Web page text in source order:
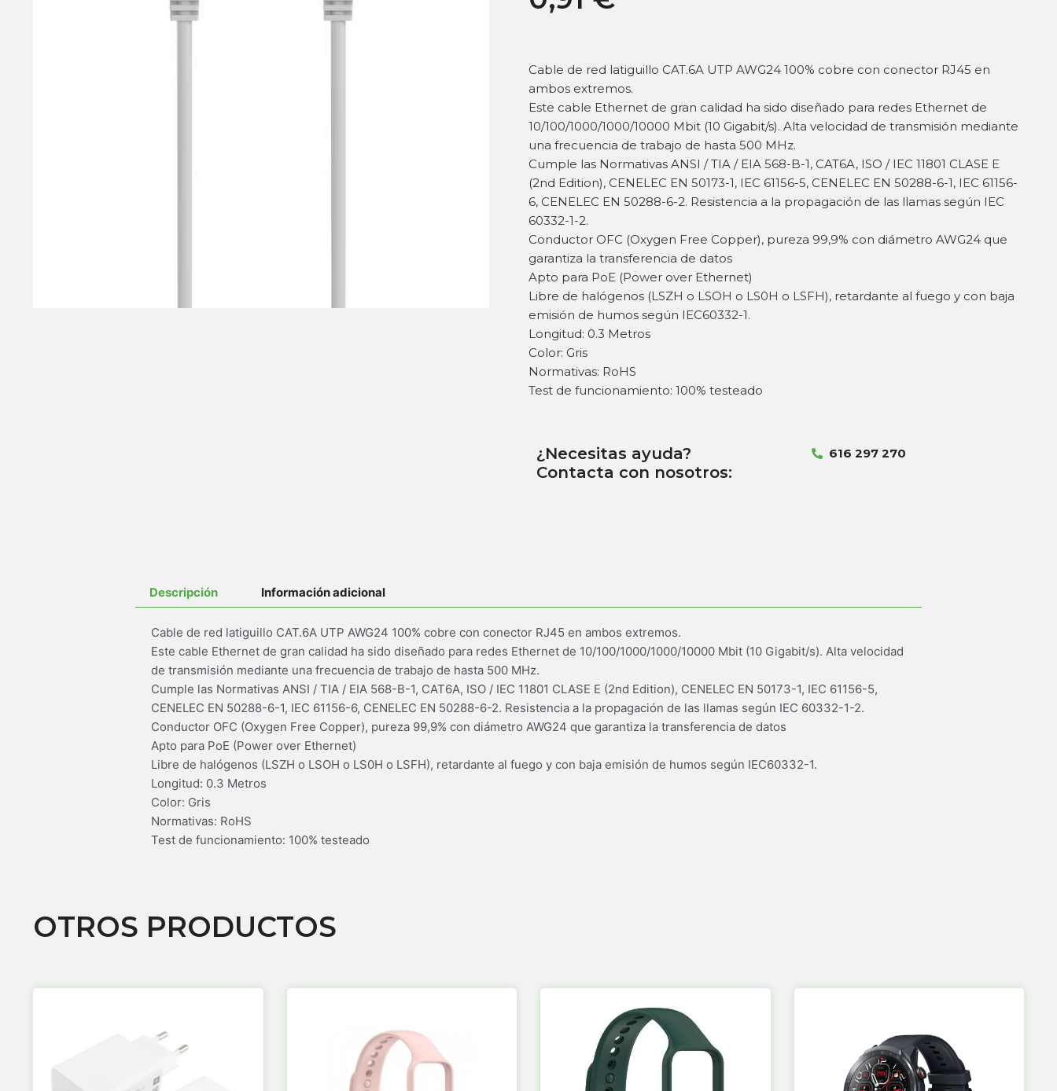
Cable de red latiguillo CAT.6A UTP AWG24 100% cobre con conector RJ45 en
ambos extremos.
Este cable Ethernet de gran calidad ha sido diseñado para redes Ethernet de
10/100/1000/1000/10000 Mbit (10 Gigabit/s). Alta velocidad de transmisión mediante
una frecuencia de trabajo de hasta 500 MHz.
Cumple las Normativas ANSI / TIA / EIA 568-B-1, CAT6A, ISO / IEC 11801 CLASE E
(2nd Edition), CENELEC EN 50173-1, IEC 61156-5, CENELEC EN 50288-6-1, IEC 61156-
6, CENELEC EN 50288-6-2. Resistencia a la propagación de las llamas según IEC
60332-1-2.
Conductor OFC (Oxygen Free Copper), pureza 99,9% con diámetro AWG24 que
garantiza la transferencia de datos
Apto para PoE (Power over Ethernet)
Libre de halógenos (LSZH o LSOH o LS0H o LSFH), retardante al fuego y con baja
emisión de humos según IEC60332-1.
Longitud: 0.3 Metros
Color: Gris
Normativas: RoHS
Test de funcionamiento: 100% testeado
¿Necesitas ayuda?
Contacta con nosotros:
616 297 270
Descripción Información adicional
Cable de red latiguillo CAT.6A UTP AWG24 100% cobre con conector RJ45 en ambos extremos.
Este cable Ethernet de gran calidad ha sido diseñado para redes Ethernet de 10/100/1000/1000/10000 Mbit (10 Gigabit/s). Alta velocidad
de transmisión mediante una frecuencia de trabajo de hasta 500 MHz.
Cumple las Normativas ANSI / TIA / EIA 568-B-1, CAT6A, ISO / IEC 11801 CLASE E (2nd Edition), CENELEC EN 50173-1, IEC 61156-5,
CENELEC EN 50288-6-1, IEC 61156-6, CENELEC EN 50288-6-2. Resistencia a la propagación de las llamas según IEC 60332-1-2.
Conductor OFC (Oxygen Free Copper), pureza 99,9% con diámetro AWG24 que garantiza la transferencia de datos
Apto para PoE (Power over Ethernet)
Libre de halógenos (LSZH o LSOH o LS0H o LSFH), retardante al fuego y con baja emisión de humos según IEC60332-1.
Longitud: 0.3 Metros
Color: Gris
Normativas: RoHS
Test de funcionamiento: 100% testeado
OTROS PRODUCTOS